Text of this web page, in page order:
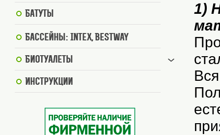
Батуты
Бассейны: Intex, BestWay
Биотуалеты
Инструкции
1)